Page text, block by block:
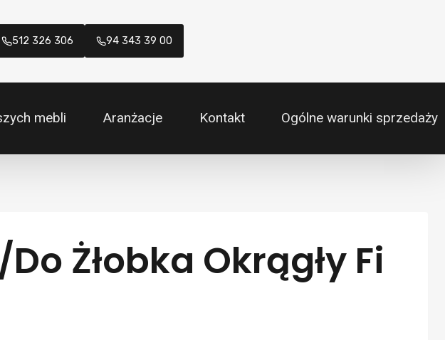
512 326 306 94 343 39 00
mebli Aranżacje Kontakt Ogólne warunki sprzedaży
Żłobka Okrągły Fi